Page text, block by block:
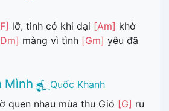
lỡ, tình có khi dại [Am] khờ
màng vì tình [Gm] yêu đã
Mình
Quốc Khanh
quen nhau mùa thu Gió [G] ru